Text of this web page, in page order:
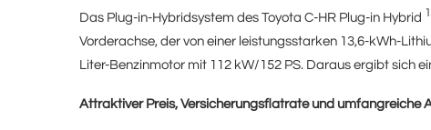
Das Plug-in-Hybridsystem des Toyota C-HR Plug-in Hybrid 1
Vorderachse, der von einer leistungsstarken 13,6-kWh-
Liter-Benzinmotor mit 112 kW/152 PS. Daraus ergibt sich
Attraktiver Preis, Versicherungsflatrate und umfangreiche